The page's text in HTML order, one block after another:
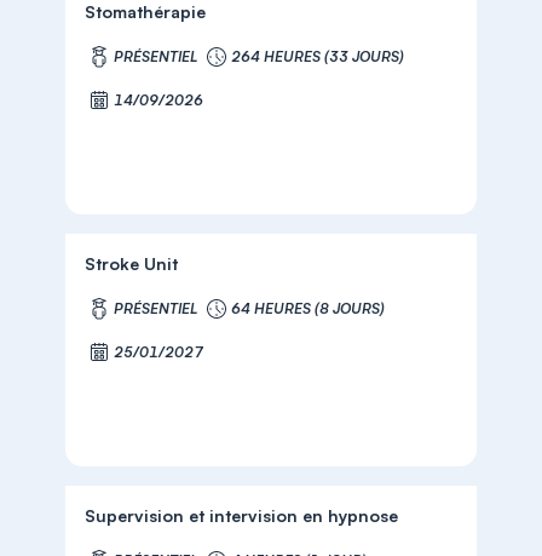
Stomathérapie
PRÉSENTIEL 264 HEURES (33 JOURS)
14/09/2026
Stroke Unit
PRÉSENTIEL 64 HEURES (8 JOURS)
25/01/2027
Supervision et intervision en hypnose